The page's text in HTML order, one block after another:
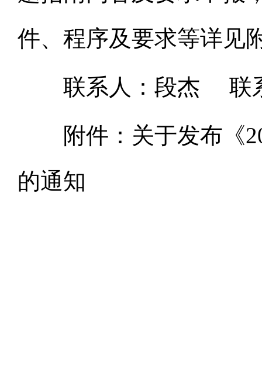
件、程序及要求等详见
联系人：段杰 联系
附件：关于发布《
的通知